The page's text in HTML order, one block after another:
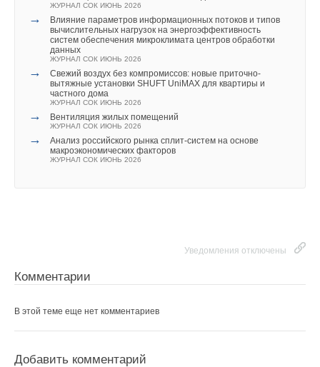
ЖУРНАЛ СОК ИЮНЬ 2026
→
Влияние параметров информационных потоков и типов
вычислительных нагрузок на энергоэффективность
систем обеспечения микроклимата центров обработки
данных
ЖУРНАЛ СОК ИЮНЬ 2026
→
Свежий воздух без компромиссов: новые приточно-
вытяжные установки SHUFT UniMAX для квартиры и
частного дома
ЖУРНАЛ СОК ИЮНЬ 2026
→ Вентиляция жилых помещений
ЖУРНАЛ СОК ИЮНЬ 2026
→
Анализ российского рынка сплит-систем на основе
макроэкономических факторов
ЖУРНАЛ СОК ИЮНЬ 2026
Уведомления отключены
Комментарии
В этой теме еще нет комментариев
Добавить комментарий